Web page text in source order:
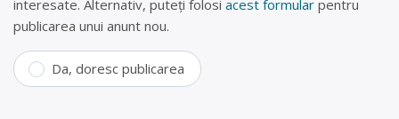
interesate. Alternativ, puteți folosi acest formular pentru
publicarea unui anunt nou.
Da, doresc publicarea